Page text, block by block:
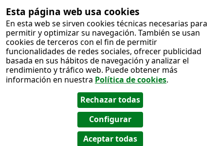
Esta página web usa cookies
En esta web se sirven cookies técnicas necesarias para
permitir y optimizar su navegación. También se usan
cookies de terceros con el fin de permitir
funcionalidades de redes sociales, ofrecer publicidad
basada en sus hábitos de navegación y analizar el
rendimiento y tráfico web. Puede obtener más
información en nuestra Política de cookies.